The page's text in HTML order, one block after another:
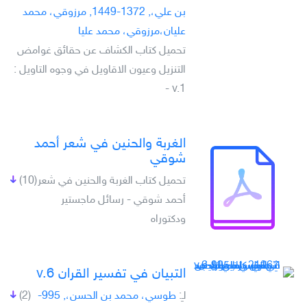
بن علي،, 1372-1449, مرزوقي، محمد
عليان،مرزوقي، محمد عليا
تحميل كتاب الكشاف عن حقائق غوامض
التنزيل وعيون الاقاويل في وجوه التاويل :
v.1 -
الغربة والحنين في شعر أحمد
شوقي
(10)تحميل كتاب الغربة والحنين في شعر
أحمد شوقي - رسائل ماجستير
ودكتوراه
التبيان في تفسير القران v.6
(2) لـِ: طوسي، محمد بن الحسن،, 995-